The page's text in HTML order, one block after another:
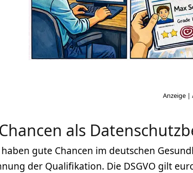
als
gute Chancen im deutschen
der Qualifikation. Die DSGVO gilt